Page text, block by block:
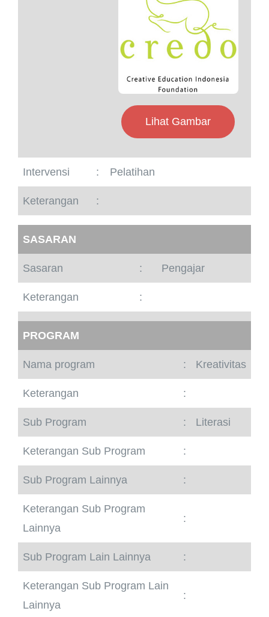
Lihat Gambar
Intervensi : Pelatihan
Keterangan :
SASARAN
Sasaran : Pengajar
Keterangan :
PROGRAM
Nama program : Kreativitas
Keterangan :
Sub Program : Literasi
Keterangan Sub Program :
Sub Program Lainnya :
Keterangan Sub Program
Lainnya
:
Sub Program Lain Lainnya :
Keterangan Sub Program Lain
Lainnya
: